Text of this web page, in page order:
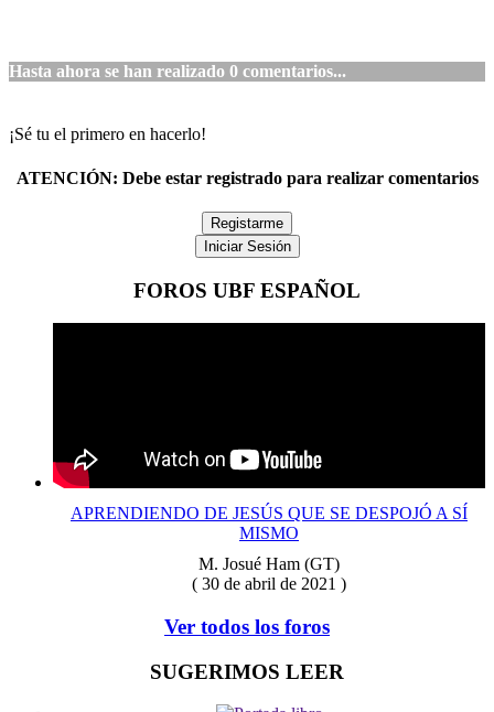
Hasta ahora se han realizado 0 comentarios...
¡Sé tu el primero en hacerlo!
ATENCIÓN: Debe estar registrado para realizar comentarios
Registarme
Iniciar Sesión
FOROS UBF ESPAÑOL
APRENDIENDO DE JESÚS QUE SE DESPOJÓ A SÍ
MISMO
M. Josué Ham (GT)
( 30 de abril de 2021 )
Ver todos los foros
SUGERIMOS LEER